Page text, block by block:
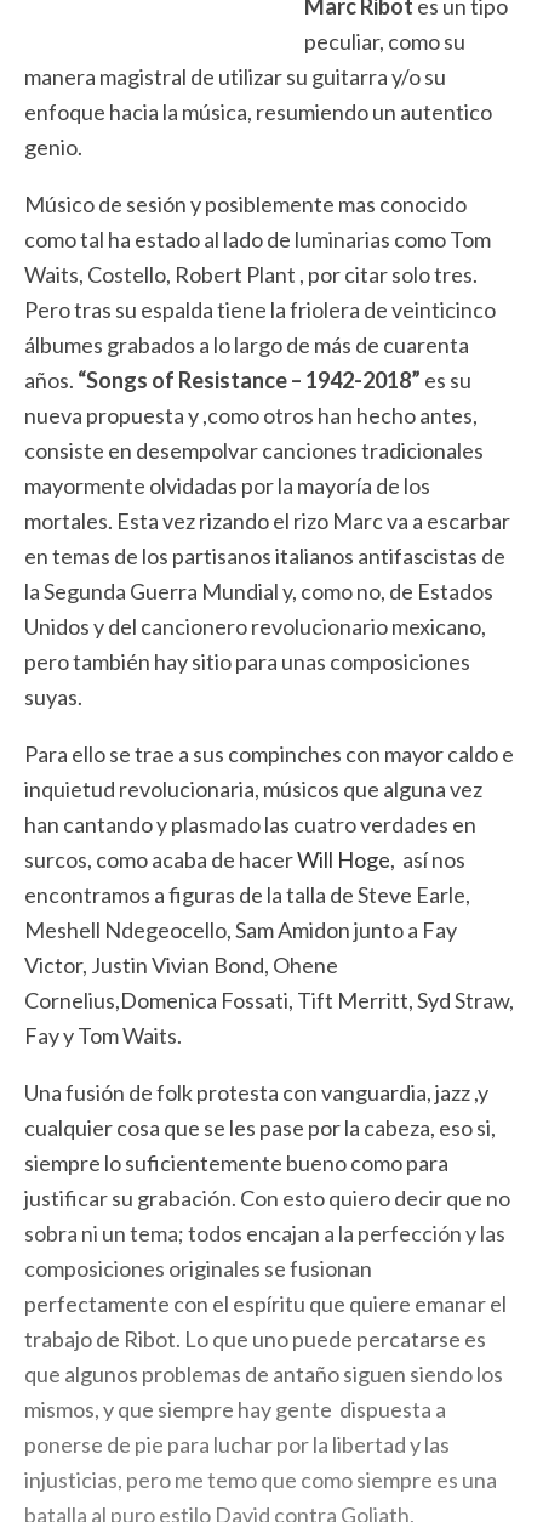
Marc Ribot es un tipo
peculiar, como su
manera magistral de utilizar su guitarra y/o su
enfoque hacia la música, resumiendo un autentico
genio.
Músico de sesión y posiblemente mas conocido
como tal ha estado al lado de luminarias como Tom
Waits, Costello, Robert Plant , por citar solo tres.
Pero tras su espalda tiene la friolera de veinticinco
álbumes grabados a lo largo de más de cuarenta
años. “Songs of Resistance – 1942-2018” es su
nueva propuesta y ,como otros han hecho antes,
consiste en desempolvar canciones tradicionales
mayormente olvidadas por la mayoría de los
mortales. Esta vez rizando el rizo Marc va a escarbar
en temas de los partisanos italianos antifascistas de
la Segunda Guerra Mundial y, como no, de Estados
Unidos y del cancionero revolucionario mexicano,
pero también hay sitio para unas composiciones
suyas.
Para ello se trae a sus compinches con mayor caldo e
inquietud revolucionaria, músicos que alguna vez
han cantando y plasmado las cuatro verdades en
surcos, como acaba de hacerWill Hoge, así nos
encontramos a figuras de la talla de Steve Earle,
Meshell Ndegeocello, Sam Amidon junto a Fay
Victor, Justin Vivian Bond, Ohene
Cornelius,Domenica Fossati, Tift Merritt, Syd Straw,
Fay y Tom Waits.
Una fusión de folk protesta con vanguardia, jazz ,y
cualquier cosa que se les pase por la cabeza, eso si,
siempre lo suficientemente bueno como para
justificar su grabación. Con esto quiero decir que no
sobra ni un tema; todos encajan a la perfección y las
composiciones originales se fusionan
perfectamente con el espíritu que quiere emanar el
trabajo de Ribot. Lo que uno puede percatarse es
que algunos problemas de antaño siguen siendo los
mismos, y que siempre hay gente dispuesta a
ponerse de pie para luchar por la libertad y las
injusticias, pero me temo que como siempre es una
batalla al puro estilo David contra Goliath,